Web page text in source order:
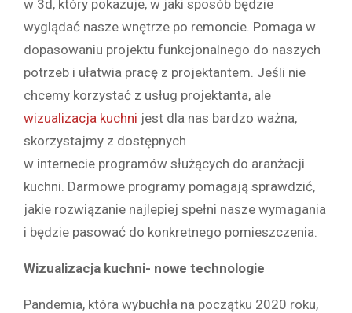
w 3d, który pokazuje, w jaki sposób będzie
wyglądać nasze wnętrze po remoncie. Pomaga w
dopasowaniu projektu funkcjonalnego do naszych
potrzeb i ułatwia pracę z projektantem. Jeśli nie
chcemy korzystać z usług projektanta, ale
wizualizacja kuchni jest dla nas bardzo ważna,
skorzystajmy z dostępnych
w internecie programów służących do aranżacji
kuchni. Darmowe programy pomagają sprawdzić,
jakie rozwiązanie najlepiej spełni nasze wymagania
i będzie pasować do konkretnego pomieszczenia.
Wizualizacja kuchni- nowe technologie
Pandemia, która wybuchła na początku 2020 roku,